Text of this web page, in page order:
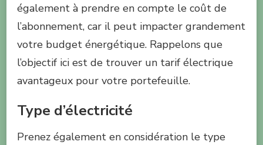
également à prendre en compte le coût de
l’abonnement, car il peut impacter grandement
votre budget énergétique. Rappelons que
l’objectif ici est de trouver un tarif électrique
avantageux pour votre portefeuille.
Type d’électricité
Prenez également en considération le type